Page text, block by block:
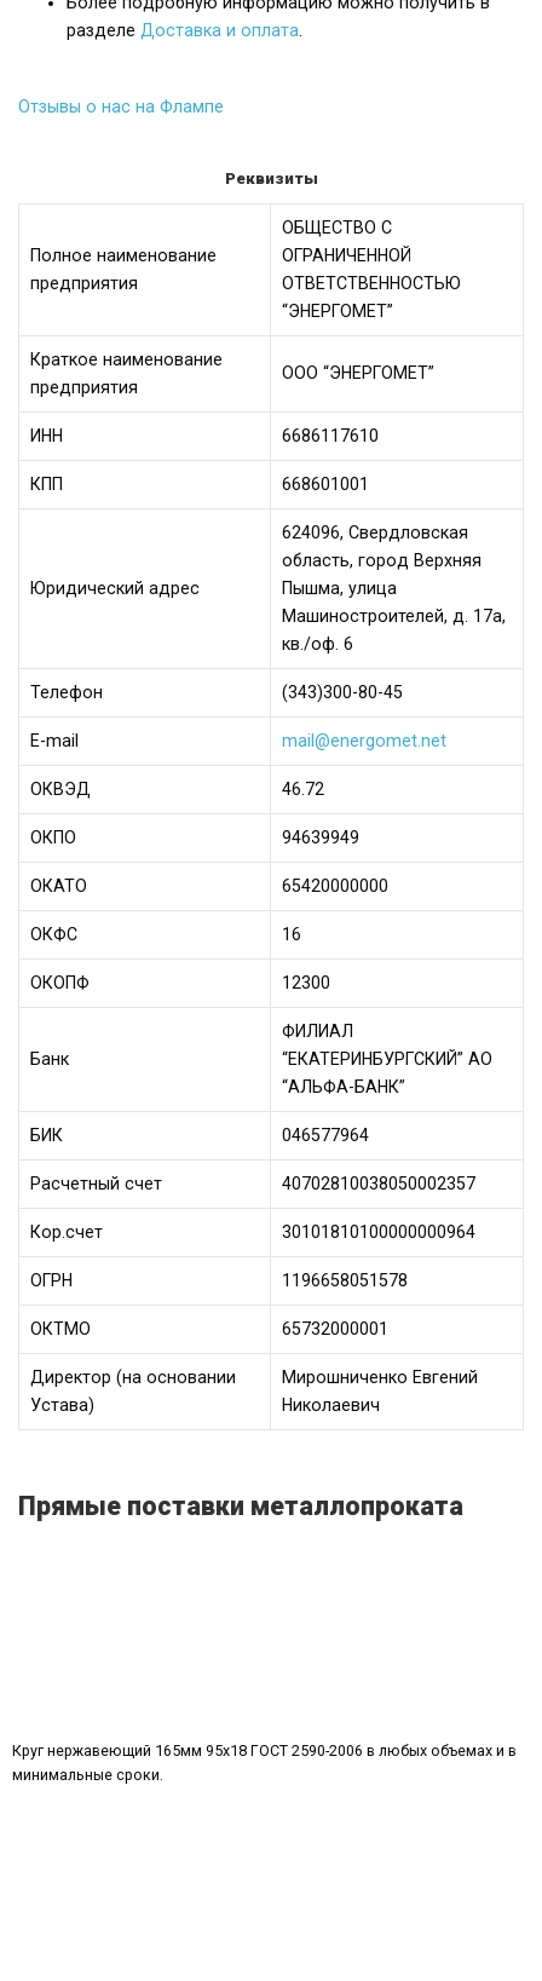
разделе Доставка и оплата
Отзывы о нас на Флампе
Реквизиты
Полное наименование
предприятия
ОБЩЕСТВО С
ОГРАНИЧЕННОЙ
ОТВЕТСТВЕННОСТЬЮ
“ЭНЕРГОМЕТ”
Краткое наименование
предприятия
ООО “ЭНЕРГОМЕТ”
ИНН 6686117610
КПП 668601001
Юридический адрес
624096, Свердловская
область, город Верхняя
Пышма, улица
Машиностроителей, д. 17а,
кв./оф. 6
Телефон (343)300-80-45
Е-mail mail@energomet.net
ОКВЭД 46.72
ОКПО 94639949
ОКАТО 65420000000
ОКФС 16
ОКОПФ 12300
Банк
ФИЛИАЛ
“ЕКАТЕРИНБУРГСКИЙ” АО
“АЛЬФА-БАНК”
БИК 046577964
Расчетный счет 40702810038050002357
Кор.счет 30101810100000000964
ОГРН 1196658051578
ОКТМО 65732000001
Директор (на основании
Устава)
Мирошниченко Евгений
Николаевич
Прямые поставки металлопроката
Круг нержавеющий 165мм 95х18 ГОСТ 2590-2006 в любых объемах и в
минимальные сроки.